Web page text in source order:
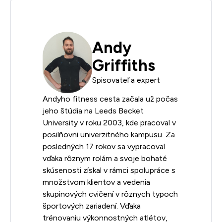
Andy
Griffiths
Spisovateľ a expert
Andyho fitness cesta začala už počas
jeho štúdia na Leeds Becket
University v roku 2003, kde pracoval v
posilňovni univerzitného kampusu. Za
posledných 17 rokov sa vypracoval
vďaka rôznym rolám a svoje bohaté
skúsenosti získal v rámci spolupráce s
množstvom klientov a vedenia
skupinových cvičení v rôznych typoch
športových zariadení. Vďaka
trénovaniu výkonnostných atlétov,